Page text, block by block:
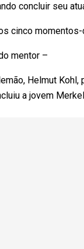
concluir seu
cinco
mentor –
Helmut Kohl,
a jovem